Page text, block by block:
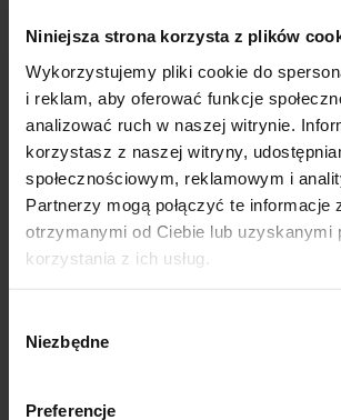
Niniejsza strona korzysta z plików
Wykorzystujemy pliki cookie do
i reklam, aby oferować funkcje
analizować ruch w naszej witrynie.
korzystasz z naszej witryny,
społecznościowym, reklamowym i
Partnerzy mogą połączyć te informacje
otrzymanymi od Ciebie lub uzyskanymi
korzystania z ich usług.
zgody
Niezbędne
Preferencje
Abbey Yellow
Reakcja fotoperiodyczna -
8Forma kwiatostanu -
pomponowaKolor - żółtyHodowca
- Deliflor
Reakcja fotoperiodyczna -
pomponowaKolor -